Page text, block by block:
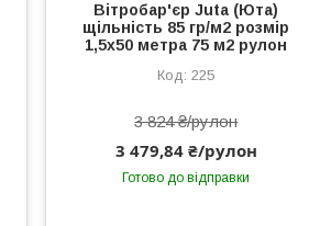
Вітробар'єр Juta (Юта)
щільність 85 гр/м2 розмір
1,5х50 метра 75 м2 рулон
225
3 824 ₴/рулон
3 479,84 ₴/рулон
Готово до відправки